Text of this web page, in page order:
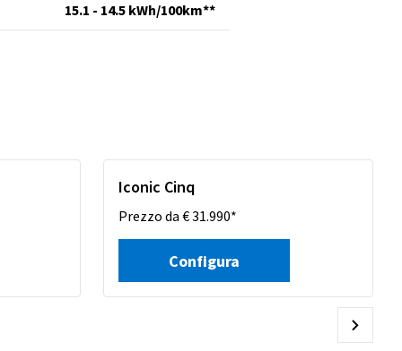
15.1 - 14.5 kWh/100km**
Iconic Cinq
Prezzo da € 31.990*
Configura